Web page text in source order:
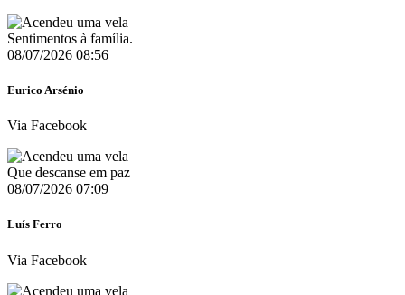
Sentimentos à família.
08/07/2026 08:56
Eurico Arsénio
Via Facebook
Que descanse em paz
08/07/2026 07:09
Luís Ferro
Via Facebook